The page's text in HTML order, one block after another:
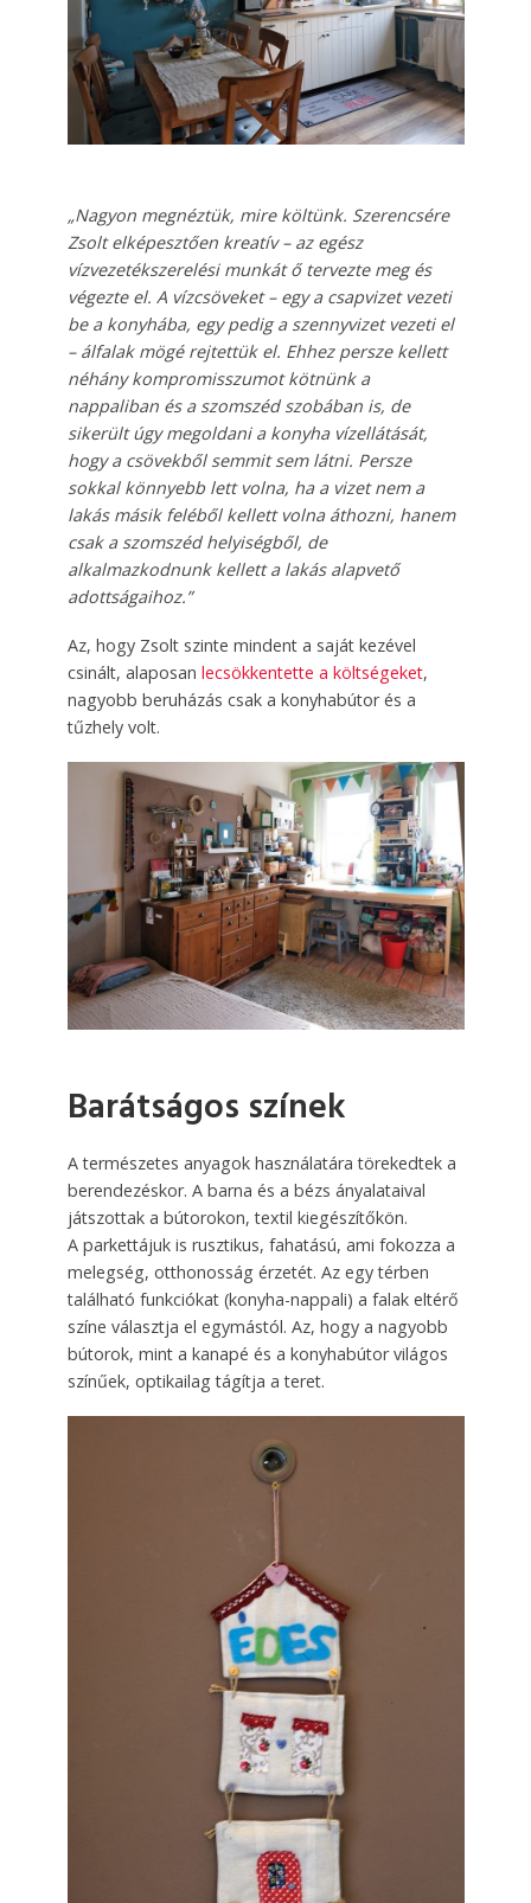
„Nagyon megnéztük, mire költünk. Szerencsére
Zsolt elképesztően kreatív – az egész
vízvezetékszerelési munkát ő tervezte meg és
végezte el. A vízcsöveket – egy a csapvizet vezeti
be a konyhába, egy pedig a szennyvizet vezeti el
– álfalak mögé rejtettük el. Ehhez persze kellett
néhány kompromisszumot kötnünk a
nappaliban és a szomszéd szobában is, de
sikerült úgy megoldani a konyha vízellátását,
hogy a csövekből semmit sem látni. Persze
sokkal könnyebb lett volna, ha a vizet nem a
lakás másik feléből kellett volna áthozni, hanem
csak a szomszéd helyiségből, de
alkalmazkodnunk kellett a lakás alapvető
adottságaihoz.”
Az, hogy Zsolt szinte mindent a saját kezével
csinált, alaposan lecsökkentette a költségeket,
nagyobb beruházás csak a konyhabútor és a
tűzhely volt.
Barátságos színek
A természetes anyagok használatára törekedtek a
berendezéskor. A barna és a bézs ányalataival
játszottak a bútorokon, textil kiegészítőkön.
A parkettájuk is rusztikus, fahatású, ami fokozza a
melegség, otthonosság érzetét. Az egy térben
található funkciókat (konyha-nappali) a falak eltérő
színe választja el egymástól. Az, hogy a nagyobb
bútorok, mint a kanapé és a konyhabútor világos
színűek, optikailag tágítja a teret.